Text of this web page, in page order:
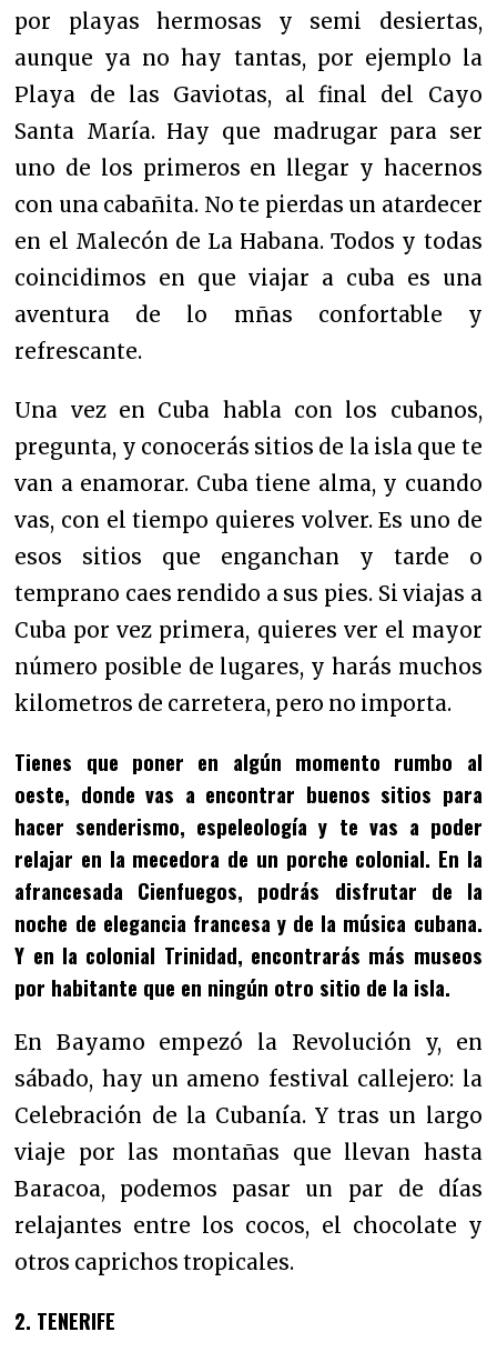
por playas hermosas y semi desiertas,
aunque ya no hay tantas, por ejemplo la
Playa de las Gaviotas, al final del Cayo
Santa María. Hay que madrugar para ser
uno de los primeros en llegar y hacernos
con una cabañita. No te pierdas un atardecer
en el Malecón de La Habana. Todos y todas
coincidimos en que viajar a cuba es una
aventura de lo mñas confortable y
refrescante.
Una vez en Cuba habla con los cubanos,
pregunta, y conocerás sitios de la isla que te
van a enamorar. Cuba tiene alma, y cuando
vas, con el tiempo quieres volver. Es uno de
esos sitios que enganchan y tarde o
temprano caes rendido a sus pies. Si viajas a
Cuba por vez primera, quieres ver el mayor
número posible de lugares, y harás muchos
kilometros de carretera, pero no importa.
Tienes que poner en algún momento rumbo al
oeste, donde vas a encontrar buenos sitios para
hacer senderismo, espeleología y te vas a poder
relajar en la mecedora de un porche colonial. En la
afrancesada Cienfuegos, podrás disfrutar de la
noche de elegancia francesa y de la música cubana.
Y en la colonial Trinidad, encontrarás más museos
por habitante que en ningún otro sitio de la isla.
En Bayamo empezó la Revolución y, en
sábado, hay un ameno festival callejero: la
Celebración de la Cubanía. Y tras un largo
viaje por las montañas que llevan hasta
Baracoa, podemos pasar un par de días
relajantes entre los cocos, el chocolate y
otros caprichos tropicales.
2. TENERIFE